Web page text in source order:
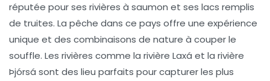
réputée pour ses rivières à saumon et ses lacs remplis
de truites. La pêche dans ce pays offre une expérience
unique et des combinaisons de nature à couper le
souffle. Les rivières comme la rivière Laxá et la rivière
Þjórsá sont des lieu parfaits pour capturer les plus